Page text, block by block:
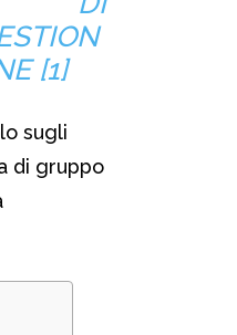
[1]
sugli
di gruppo